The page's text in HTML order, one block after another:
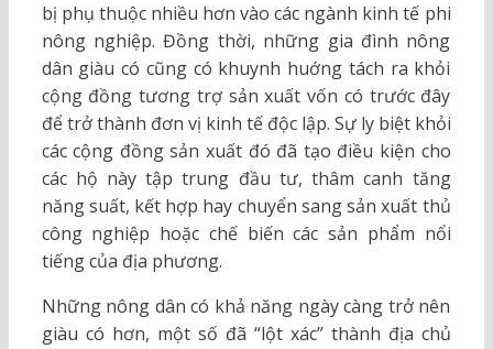
bị phụ thuộc nhiều hơn vào các ngành kinh tế phi
nông nghiệp. Đồng thời, những gia đình nông
dân giàu có cũng có khuynh huớng tách ra khỏi
cộng đồng tương trợ sản xuất vốn có trước đây
để trở thành đơn vị kinh tế độc lập. Sự ly biệt khỏi
các cộng đồng sản xuất đó đã tạo điều kiện cho
các hộ này tập trung đầu tư, thâm canh tăng
năng suất, kết hợp hay chuyển sang sản xuất thủ
công nghiệp hoặc chế biến các sản phẩm nổi
tiếng của địa phương.
Những nông dân có khả năng ngày càng trở nên
giàu có hơn, một số đã “lột xác” thành địa chủ